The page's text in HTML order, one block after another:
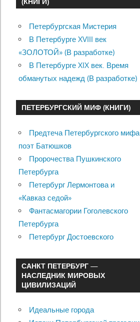
Петербургская Мистерия
В Петербурге XVIII век
«ЗОЛОТОЙ» (В разработке)
В Петербурге XIX век. Время
обманутых надежд (В разработке)
ПЕТЕРБУРГСКИЙ МИФ (КНИГИ)
Предтеча Петербургского мифа
поэт Батюшков
Пророчества Пушкинского
Петербурга
Петербург Лермонтова и
«Кавказ седой»
Фантасмагории Гоголевского
Петербурга
Петербург Достоевского
САНКТ ПЕТЕРБУРГ —
НАСЛЕДНИК МИРОВЫХ
ЦИВИЛИЗАЦИЙ
Идеальные города